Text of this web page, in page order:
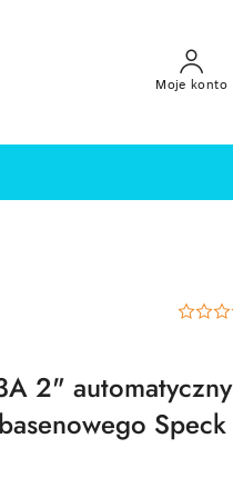
Moje konto
2" automatyczny
Speck